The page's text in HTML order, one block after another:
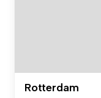
Rotterdam